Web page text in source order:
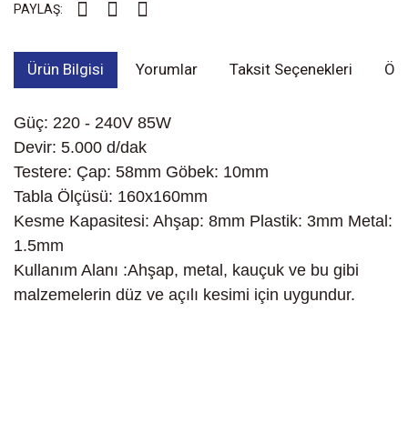
PAYLAŞ:
Ürün Bilgisi Yorumlar Taksit Seçenekleri
Güç: 220 - 240V 85W
Devir: 5.000 d/dak
Testere: Çap: 58mm Göbek: 10mm
Tabla Ölçüsü: 160x160mm
Kesme Kapasitesi: Ahşap: 8mm Plastik: 3mm Metal:
1.5mm
Kullanım Alanı :Ahşap, metal, kauçuk ve bu gibi
malzemelerin düz ve açılı kesimi için uygundur.